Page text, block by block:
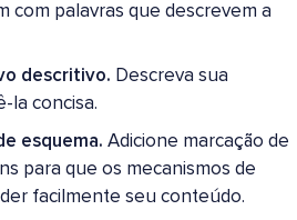
com palavras que descrevem a
descritivo. Descreva sua
la concisa.
esquema. Adicione marcação de
para que os mecanismos de
facilmente seu conteúdo.